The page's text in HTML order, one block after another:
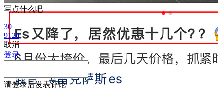
写点什么吧
30
9120
取消
登录
请登录后发表评论